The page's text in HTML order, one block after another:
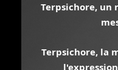
Terpsichore, un
Terpsichore, la